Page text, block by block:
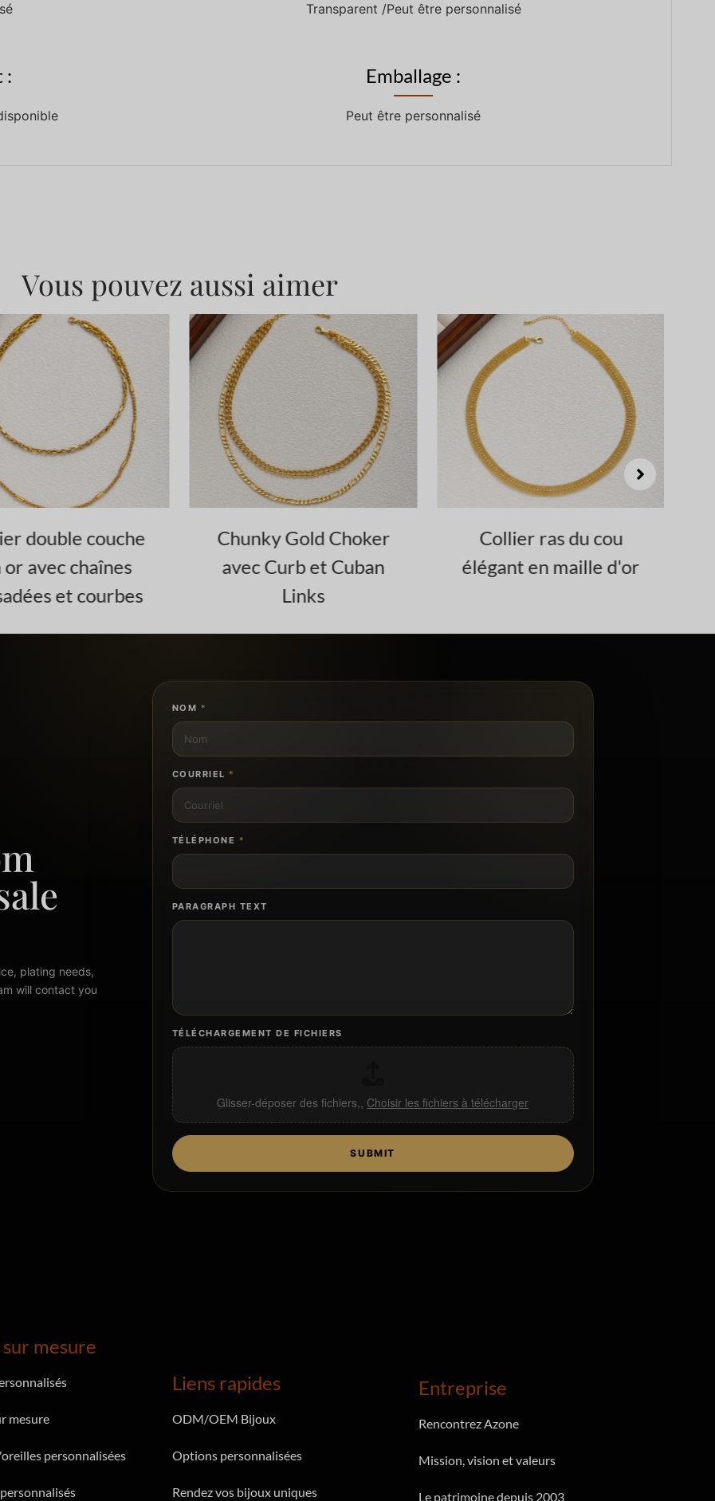
Transparent /Peut être personnalisé
: Emballage :
Peut être personnalisé
Vous pouvez aussi aimer
Gold Choker
Curb et Cuban
Links
Collier ras du cou
élégant en maille d'or
Collier à 3 couches de
chaînes en or avec
plating needs,
will contact you
NOM *
COURRIEL *
TÉLÉPHONE *
PARAGRAPH TEXT
TÉLÉCHARGEMENT DE FICHIERS
Glisser-déposer des fichiers,, Choisir les fichiers à télécharger
SUBMIT
mesure
mesure
personnalisées
Liens rapides
ODM/OEM Bijoux
Options personnalisées
Rendez vos bijoux uniques
Entreprise
Rencontrez Azone
Mission, vision et valeurs
Le patrimoine depuis 2003